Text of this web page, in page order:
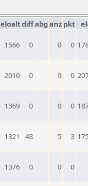
eloaltdiffabg anz pkt
1566 0 0 0
2010 0 0 0
1369 0 0 0
1321 48 5 3
1376 0 0 0